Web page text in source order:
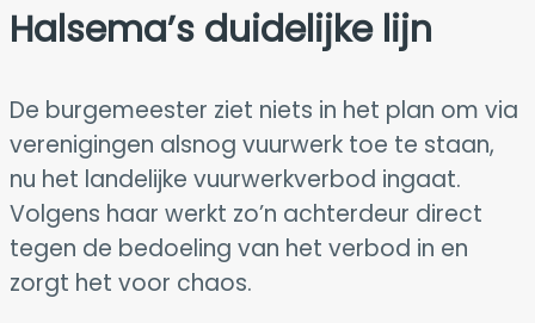
Halsema’s duidelijke lijn
De burgemeester ziet niets in het plan om via
verenigingen alsnog vuurwerk toe te staan,
nu het landelijke vuurwerkverbod ingaat.
Volgens haar werkt zo’n achterdeur direct
tegen de bedoeling van het verbod in en
zorgt het voor chaos.